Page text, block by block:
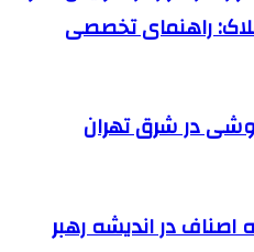
راهنمای تخصصی
در شرق تهران
اصناف در اندیشه رهبر